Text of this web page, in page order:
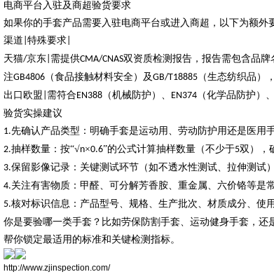
电商平台入驻及商超验货要求
如果你的手套产品需要入驻电商平台或进入商超，以下为额外
渠道 特殊要求
天猫/京东 需提供CMA/CNAS双资质检测报告，报告需包含品
注GB4806 （食品接触材料安全）及GB/T18885 （生态纺织品）
出口欧盟 需符合EN388 （机械防护）、 EN374 （化学品防护）、
验货实操建议
1.先确认产品类型：明确手套是运动用、劳动防护用还是医用
2.抽样数量：按“√n×0.6”的公式计算抽样数量（不少于5双），
3.保留影像记录：关键测试环节（如不透水性测试、拉伸测试
4.关注有害物质：甲醛、可分解芳香胺、重金属、六价铬等是
5.核对标识信息：产品型号、规格、生产批次、材质成分、使
你是要验哪一类手套？比如劳保防割手套、运动健身手套，
帮你锁定最适用的标准和关键检测指标。
http://www.zjinspection.com/